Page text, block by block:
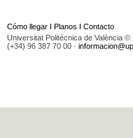
Cómo llegar I Planos I Contacto
Universitat Politècnica de València ©
(+34) 96 387 70 00 ·